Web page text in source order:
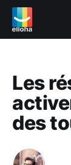
Les
des